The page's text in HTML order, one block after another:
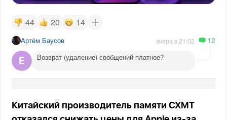
44 20 14
Артём Баусов вчера в 21:02 12
Возврат (удаление) сообщений платное?
Китайский производитель памяти CXMT